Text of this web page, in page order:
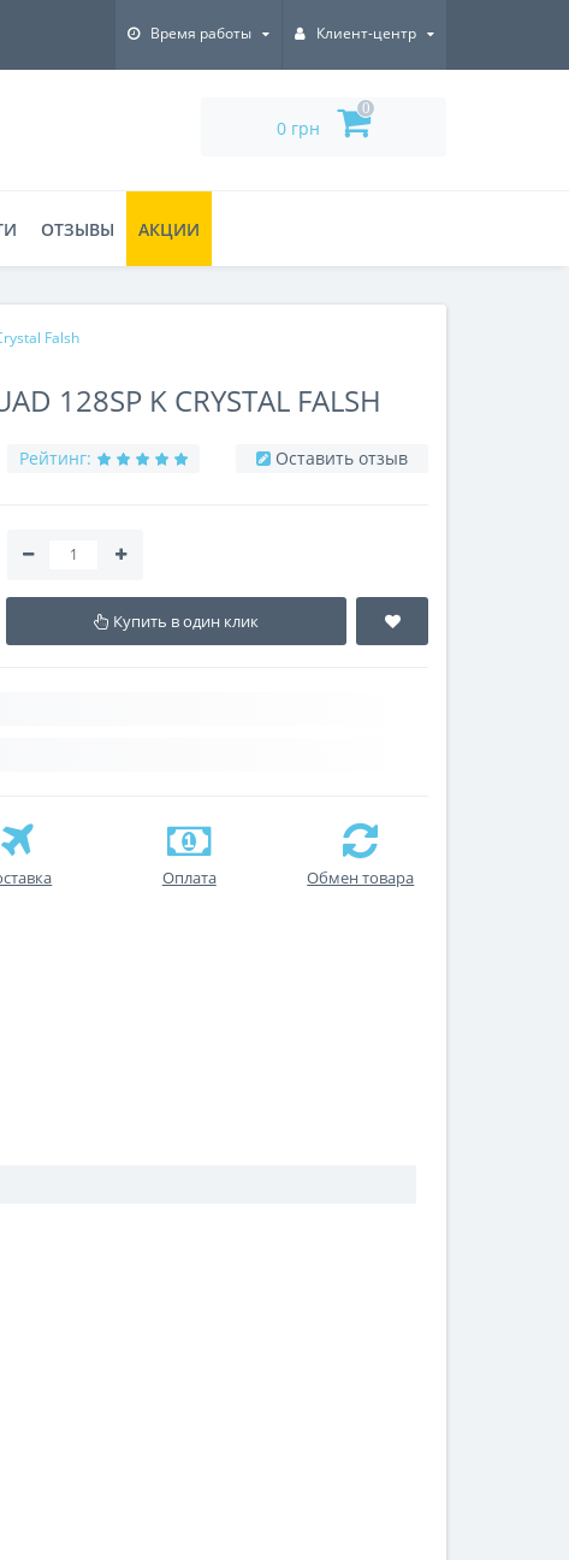
Время работы Клиент-центр
0 грн
0
ОТЗЫВЫ АКЦИИ
Falsh
128SP K CRYSTAL FALSH
Рейтинг: Оставить отзыв
Купить в один клик
Оплата Обмен товара